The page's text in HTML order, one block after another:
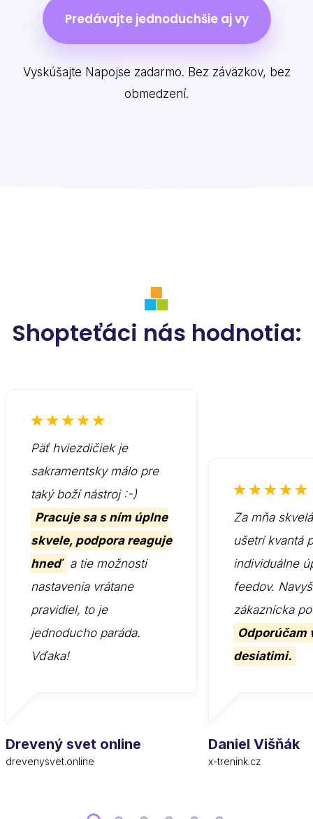
Predávajte jednoduchšie aj vy
Vyskúšajte Napojse zadarmo. Bez záväzkov, bez
obmedzení.
Shopteťáci nás hodnotia:
Päť hviezdičiek je
sakramentsky málo pre
taký boží nástroj :-)
Pracuje sa s ním úplne
skvele, podpora reaguje
hneď a tie možnosti
nastavenia vrátane
pravidiel, to je
jednoducho paráda.
Vďaka!
Drevený svet online
drevenysvet.online
Za mňa
ušetrí kvantá
individuálne
feedov.
zákaznícka
Odporúčam
desiatimi.
Daniel Višňák
x-trenink.cz